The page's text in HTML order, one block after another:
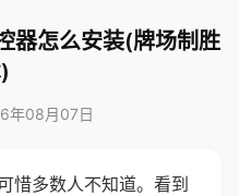
器怎么安装(牌场制胜
年08月07日
惜多数人不知道。看到